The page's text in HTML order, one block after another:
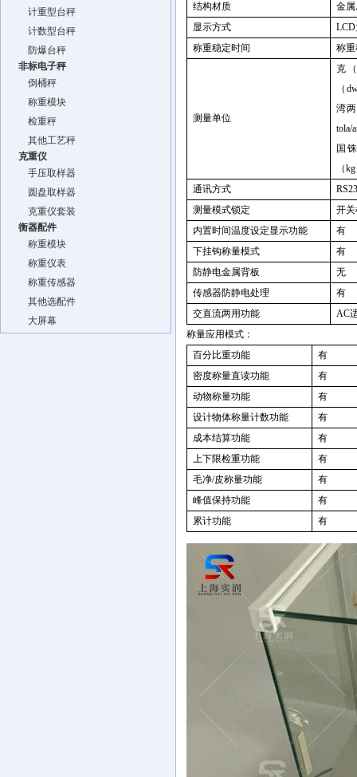
计重型台秤
计数型台秤
防爆台秤
非标电子秤
倒桶秤
称重模块
检重秤
其他工艺秤
克重仪
手压取样器
圆盘取样器
克重仪套装
衡器配件
称重模块
称重仪表
称重传感器
其他选配件
大屏幕
结构材质
金
显示方式
LCD
称重稳定时间
称
测量单位
克
（
湾
tola/
国
（kg
通讯方式
测量模式锁定
开
内置时间温度设定显示功能
有
下挂钩称量模式
有
防静电金属背板
无
传感器防静电处理
有
交直流两用功能
AC
称量应用模式：
百分比重功能
有
密度称量直读功能
有
动物称量功能
有
设计物体称量计数功能
有
成本结算功能
有
上下限检重功能
有
毛净/皮称量功能
有
峰值保持功能
有
累计功能
有